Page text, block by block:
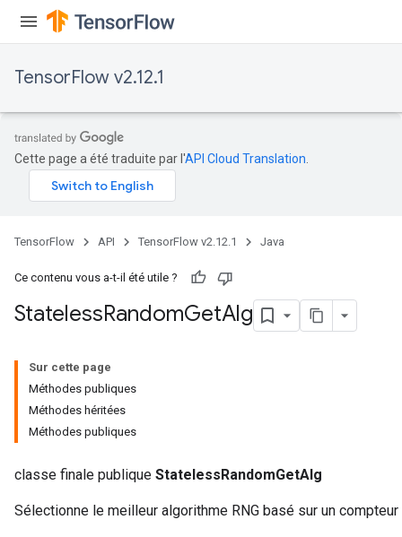
TensorFlow v2.12.1
Cette page a été traduite par l'API Cloud Translation
TensorFlow API TensorFlow v2.12.1 Java
Ce contenu vous a-t-il été utile ?
StatelessRandomGetAlg
Sur cette page
Méthodes publiques
Méthodes héritées
Méthodes publiques
classe finale publique StatelessRandomGetAlg
Sélectionne le meilleur algorithme RNG basé sur un